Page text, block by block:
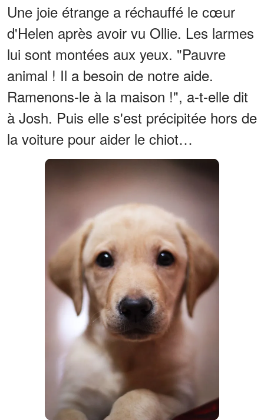
Une joie étrange a réchauffé le cœur
d'Helen après avoir vu Ollie. Les larmes
lui sont montées aux yeux. "Pauvre
animal ! Il a besoin de notre aide.
Ramenons-le à la maison !", a-t-elle dit
à Josh. Puis elle s'est précipitée hors de
la voiture pour aider le chiot…